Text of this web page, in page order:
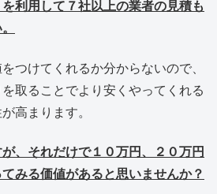
利用して７社以上の業者の見積も
つけてくれるか分からないので、
取ることでより安くやってくれる
高まります。
、それだけで１０万円、２０万円
みる価値があると思いませんか？